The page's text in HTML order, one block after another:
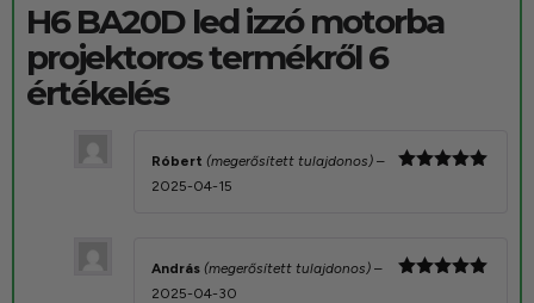
H6 BA20D led izzó motorba
projektorostermékről 6
értékelés
Róbert (megerősített tulajdonos) –
2025-04-15
András (megerősített tulajdonos) –
2025-04-30